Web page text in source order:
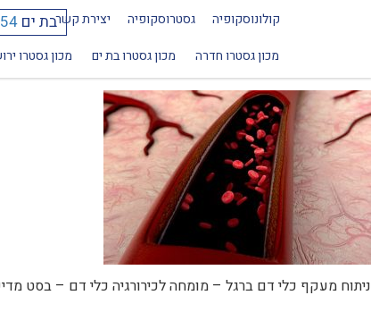
קולונוסקופיה גסטרוסקופיה יצירת קשרבת ים
מכון גסטרו חדרה מכון גסטרו בת ים מכון גסטרוניתוח מעקף כלי דם ברגל –
ניתוח מעקף כלי דם ברגל – מומחה לכירורגיה כלי דם – בסט